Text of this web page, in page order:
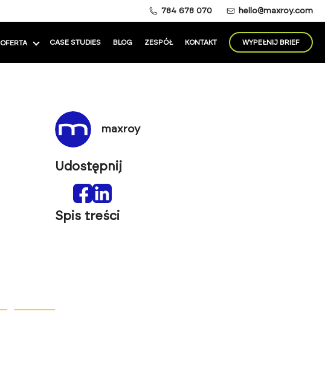
784 678 070 hello@maxroy.com
OFERTA CASE STUDIES BLOG ZESPÓŁ KONTAKT WYPEŁNIJ BRIEF
maxroy
Udostępnij
Spis treści